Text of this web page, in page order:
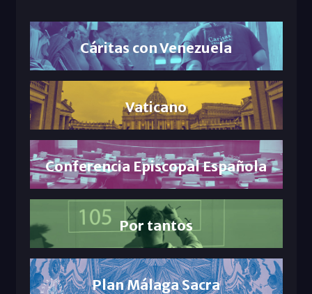
Cáritas con Venezuela
Vaticano
Conferencia Episcopal Española
Por tantos
Plan Málaga Sacra